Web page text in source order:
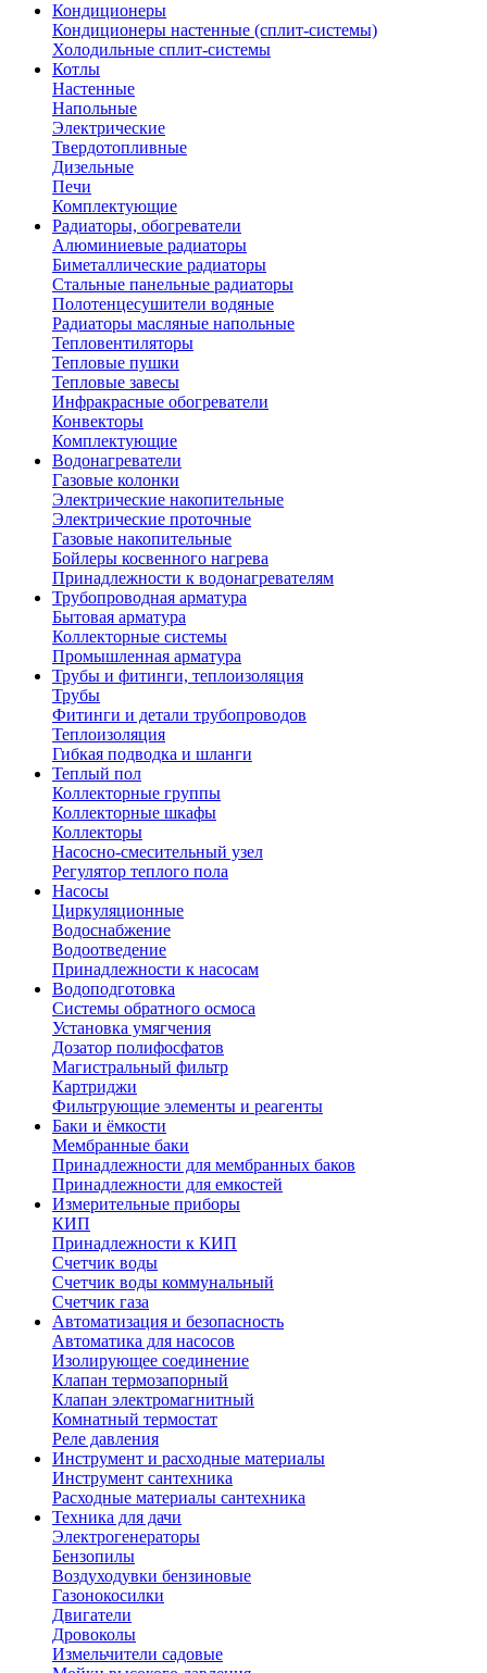
Кондиционеры
Кондиционеры настенные (сплит-системы)
Холодильные сплит-системы
Котлы
Настенные
Напольные
Электрические
Твердотопливные
Дизельные
Печи
Комплектующие
Радиаторы, обогреватели
Алюминиевые радиаторы
Биметаллические радиаторы
Стальные панельные радиаторы
Полотенцесушители водяные
Радиаторы масляные напольные
Тепловентиляторы
Тепловые пушки
Тепловые завесы
Инфракрасные обогреватели
Конвекторы
Комплектующие
Водонагреватели
Газовые колонки
Электрические накопительные
Электрические проточные
Газовые накопительные
Бойлеры косвенного нагрева
Принадлежности к водонагревателям
Трубопроводная арматура
Бытовая арматура
Коллекторные системы
Промышленная арматура
Трубы и фитинги, теплоизоляция
Трубы
Фитинги и детали трубопроводов
Теплоизоляция
Гибкая подводка и шланги
Теплый пол
Коллекторные группы
Коллекторные шкафы
Коллекторы
Насосно-смесительный узел
Регулятор теплого пола
Насосы
Циркуляционные
Водоснабжение
Водоотведение
Принадлежности к насосам
Водоподготовка
Системы обратного осмоса
Установка умягчения
Дозатор полифосфатов
Магистральный фильтр
Картриджи
Фильтрующие элементы и реагенты
Баки и ёмкости
Мембранные баки
Принадлежности для мембранных баков
Принадлежности для емкостей
Измерительные приборы
КИП
Принадлежности к КИП
Счетчик воды
Счетчик воды коммунальный
Счетчик газа
Автоматизация и безопасность
Автоматика для насосов
Изолирующее соединение
Клапан термозапорный
Клапан электромагнитный
Комнатный термостат
Реле давления
Инструмент и расходные материалы
Инструмент сантехника
Расходные материалы сантехника
Техника для дачи
Электрогенераторы
Бензопилы
Воздуходувки бензиновые
Газонокосилки
Двигатели
Дровоколы
Измельчители садовые